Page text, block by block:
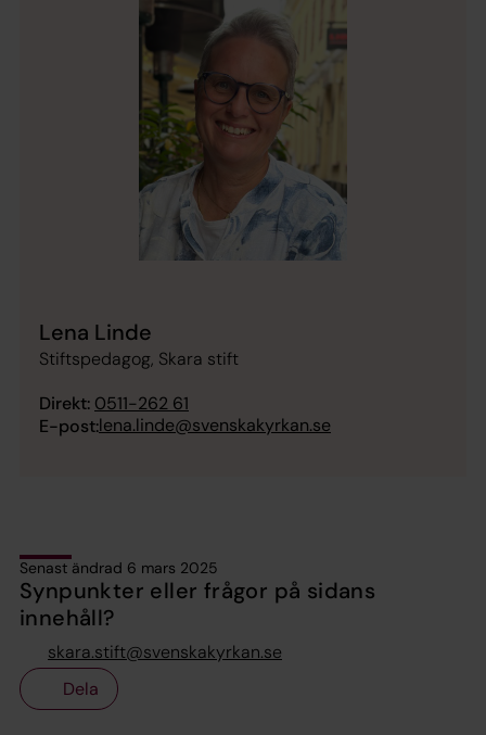
Lena Linde
Stiftspedagog, Skara stift
Direkt: 0511-262 61
E-post:lena.linde@svenskakyrkan.se
Senast ändrad 6 mars 2025
Synpunkter eller frågor på sidans
innehåll?
skara.stift@svenskakyrkan.se
Dela